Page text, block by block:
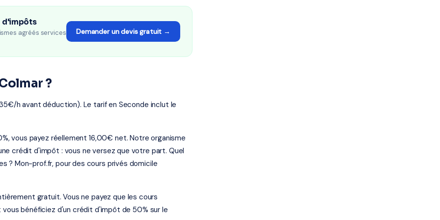
d'impôts
agréés services Demander un devis gratuit →
?
h avant déduction). Le tarif en Seconde inclut le
vous payez réellement 16,00€ net. Notre organisme
crédit d'impôt : vous ne versez que votre part. Quel
? Mon-prof.fr, pour des cours privés domicile
gratuit. Vous ne payez que les cours
bénéficiez d'un crédit d'impôt de 50% sur le